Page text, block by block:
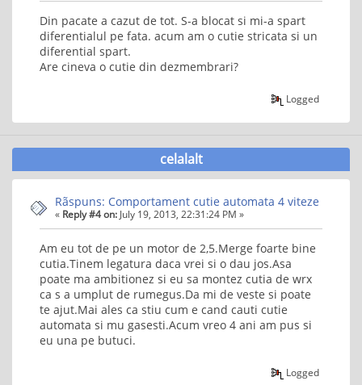
Din pacate a cazut de tot. S-a blocat si mi-a spart
diferentialul pe fata. acum am o cutie stricata si un
diferential spart.
Are cineva o cutie din dezmembrari?
Logged
celalalt
Rãspuns: Comportament cutie automata 4 viteze
« Reply #4 on: July 19, 2013, 22:31:24 PM »
Am eu tot de pe un motor de 2,5.Merge foarte bine
cutia.Tinem legatura daca vrei si o dau jos.Asa
poate ma ambitionez si eu sa montez cutia de wrx
ca s a umplut de rumegus.Da mi de veste si poate
te ajut.Mai ales ca stiu cum e cand cauti cutie
automata si mu gasesti.Acum vreo 4 ani am pus si
eu una pe butuci.
Logged